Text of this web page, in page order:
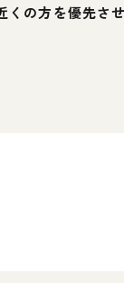
の方を優先さ